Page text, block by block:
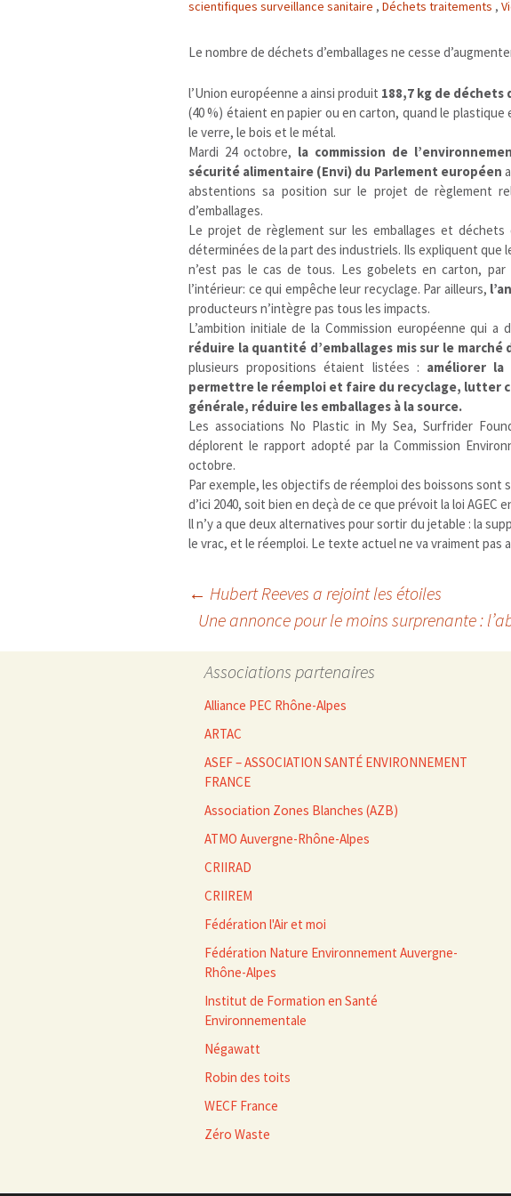
Bruit
Décisions
Eau
Études
Jurisprudence
Modes de
offre de soins
Petite enfance
dispositifs de
Population à
réglementaire
Santé publique
Tourisme
Transports
scientifiques surveillance sanitaire , Déchets traitements ,
Le nombre de déchets d’emballages ne cesse
l’Union européenne a ainsi produit 188,7 kg de déchets
(40 %) étaient en papier ou en carton, quand le
le verre, le bois et le métal.
Mardi 24 octobre, la commission de
sécurité alimentaire (Envi) du Parlement européen
abstentions sa position sur le projet de règlement
d’emballages.
Le projet de règlement sur les emballages et déchets
déterminées de la part des industriels. Ils expliquent que
n’est pas le cas de tous. Les gobelets en carton,
l’intérieur: ce qui empêche leur recyclage. Par ailleurs,
producteurs n’intègre pas tous les impacts.
L’ambition initiale de la Commission européenne qui a
réduire la quantité d’emballages mis sur le marché
plusieurs propositions étaient listées : améliorer la
permettre le réemploi et faire du recyclage, lutter
générale, réduire les emballages à la source.
Les associations No Plastic in My Sea, Surfrider
déplorent le rapport adopté par la Commission
octobre.
Par exemple, les objectifs de réemploi des boissons sont
d’ici 2040, soit bien en deçà de ce que prévoit la loi AGEC
ll n’y a que deux alternatives pour sortir du jetable : la
le vrac, et le réemploi. Le texte actuel ne va vraiment pas
Navigation
des
← Hubert Reeves a rejoint les étoiles
Une annonce pour le moins surprenante :
Associations partenaires
Alliance PEC Rhône-Alpes
ARTAC
ASEF – ASSOCIATION SANTÉ ENVIRONNEMENT
FRANCE
Association Zones Blanches (AZB)
ATMO Auvergne-Rhône-Alpes
CRIIRAD
CRIIREM
Fédération l'Air et moi
Fédération Nature Environnement Auvergne-
Rhône-Alpes
Institut de Formation en Santé
Environnementale
Négawatt
Robin des toits
WECF France
Zéro Waste